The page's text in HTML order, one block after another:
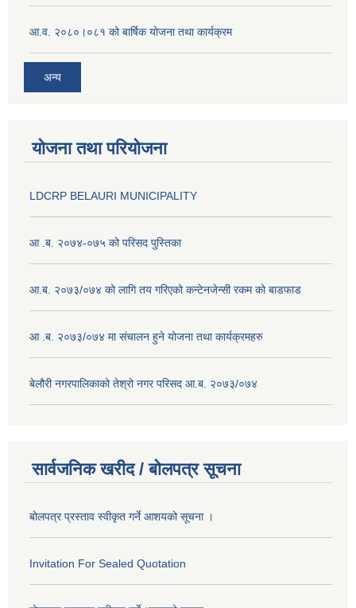
आ.व. २०८०।०८१ को बार्षिक योजना तथा कार्यक्रम
अन्य
योजना तथा परियोजना
LDCRP BELAURI MUNICIPALITY
आ .ब. २०७४-०७५ को परिसद पुस्तिका
आ.ब. २०७३/०७४ को लागि तय गरिएको कन्टेनजेन्सी रकम को बाडफाड
आ .ब. २०७३/०७४ मा संचालन हुने योजना तथा कार्यक्रमहरु
बेलौरी नगरपालिकाको तेश्रो नगर परिसद आ.ब. २०७३/०७४
सार्वजनिक खरीद / बोलपत्र सूचना
बोलपत्र प्रस्ताव स्वीकृत गर्ने आशयको सूचना ।
Invitation For Sealed Quotation